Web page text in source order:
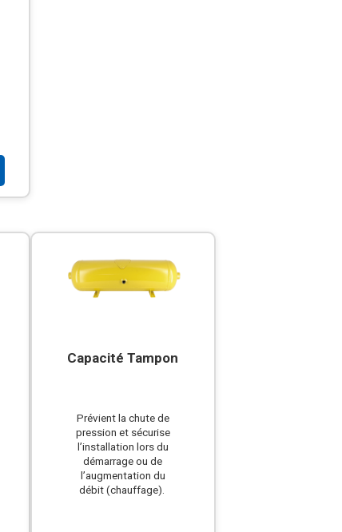
Capacité Tampon
Prévient la chute de
pression et sécurise
l’installation lors du
démarrage ou de
l’augmentation du
débit (chauffage).